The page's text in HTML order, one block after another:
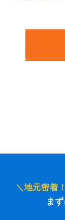
＼地元密着
ま